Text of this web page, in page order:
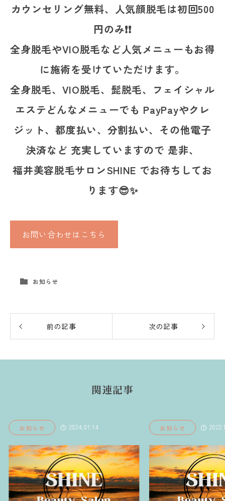
カウンセリング無料、人気顔脱毛は初回500
円のみ❗❗
全身脱毛やVIO脱毛など人気メニューもお得
に施術を受けていただけます。
全身脱毛、VIO脱毛、髭脱毛、フェイシャル
エステどんなメニューでも PayPayやクレ
ジット、都度払い、分割払い、その他電子
決済など 充実していますので 是非、
福井美容脱毛サロンSHINE でお待ちしてお
ります😎✨
お問い合わせはこちら
お知らせ
前の記事 次の記事
関連記事
お知らせ 2022.10.25